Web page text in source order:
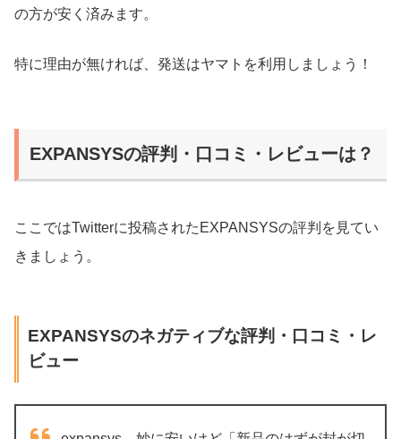
の方が安く済みます。
特に理由が無ければ、発送はヤマトを利用しましょう！
EXPANSYSの評判・口コミ・レビューは？
ここではTwitterに投稿されたEXPANSYSの評判を見てい
きましょう。
EXPANSYSのネガティブな評判・口コミ・レ
ビュー